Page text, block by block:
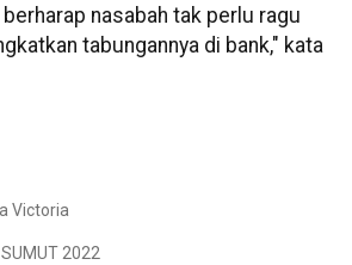
nasabah tak perlu ragu
tabungannya di bank," kata
Victoria
2022